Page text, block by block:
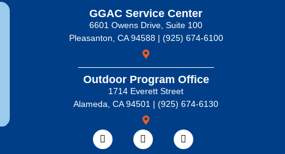
GGAC Service Center
6601 Owens Drive, Suite 100
Pleasanton, CA 94588 | (925) 674-6100
Outdoor Program Office
1714 Everett Street
Alameda, CA 94501 | (925) 674-6130